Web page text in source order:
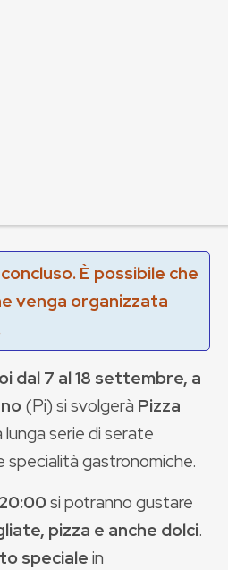
È possibile che
venga organizzata
dal 7 al 18 settembre, a
(Pi) si svolgerà Pizza
lunga serie di serate
gastronomiche.
si potranno gustare
pizza e anche dolci.
specialein